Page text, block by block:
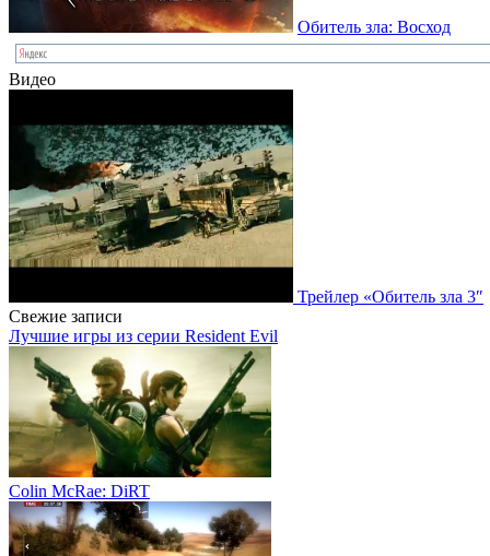
Обитель зла: Восход
Видео
Трейлер «Обитель зла 3″
Свежие записи
Лучшие игры из серии Resident Evil
Colin McRae: DiRT